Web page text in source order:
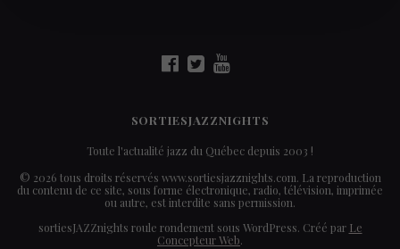
SORTIESJAZZNIGHTS
Toute l'actualité jazz du Québec depuis 2003 !
© 2026 tous droits réservés www.sortiesjazznights.com. La reproduction
du contenu de ce site, sous forme électronique, radio, télévision, imprimée
ou autre, est interdite sans permission.
sortiesJAZZnights roule rondement sous WordPress. Créé par Le
Concepteur Web.